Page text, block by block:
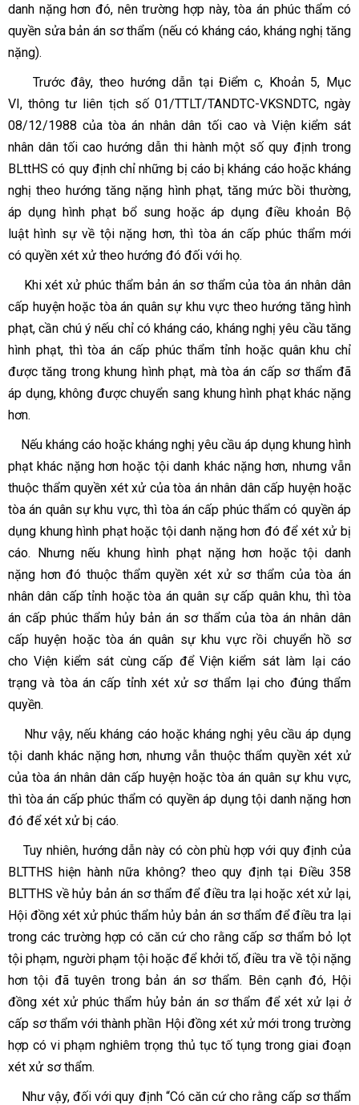
danh nặng hơn đó, nên trường hợp này, tòa án phúc thẩm có
quyền sửa bản án sơ thẩm (nếu có kháng cáo, kháng nghị tăng
nặng).
Trước đây, theo hướng dẫn tại Điểm c, Khoản 5, Mục
VI, thông tư liên tịch số 01/TTLT/TANDTC-VKSNDTC, ngày
08/12/1988 của tòa án nhân dân tối cao và Viện kiểm sát
nhân dân tối cao hướng dẫn thi hành một số quy định trong
BLttHS có quy định chỉ những bị cáo bị kháng cáo hoặc kháng
nghị theo hướng tăng nặng hình phạt, tăng mức bồi thường,
áp dụng hình phạt bổ sung hoặc áp dụng điều khoản Bộ
luật hình sự về tội nặng hơn, thì tòa án cấp phúc thẩm mới
có quyền xét xử theo hướng đó đối với họ.
Khi xét xử phúc thẩm bản án sơ thẩm của tòa án nhân dân
cấp huyện hoặc tòa án quân sự khu vực theo hướng tăng hình
phạt, cần chú ý nếu chỉ có kháng cáo, kháng nghị yêu cầu tăng
hình phạt, thì tòa án cấp phúc thẩm tỉnh hoặc quân khu chỉ
được tăng trong khung hình phạt, mà tòa án cấp sơ thẩm đã
áp dụng, không được chuyển sang khung hình phạt khác nặng
hơn.
Nếu kháng cáo hoặc kháng nghị yêu cầu áp dụng khung hình
phạt khác nặng hơn hoặc tội danh khác nặng hơn, nhưng vẫn
thuộc thẩm quyền xét xử của tòa án nhân dân cấp huyện hoặc
tòa án quân sự khu vực, thì tòa án cấp phúc thẩm có quyền áp
dụng khung hình phạt hoặc tội danh nặng hơn đó để xét xử bị
cáo. Nhưng nếu khung hình phạt nặng hơn hoặc tội danh
nặng hơn đó thuộc thẩm quyền xét xử sơ thẩm của tòa án
nhân dân cấp tỉnh hoặc tòa án quân sự cấp quân khu, thì tòa
án cấp phúc thẩm hủy bản án sơ thẩm của tòa án nhân dân
cấp huyện hoặc tòa án quân sự khu vực rồi chuyển hồ sơ
cho Viện kiểm sát cùng cấp để Viện kiểm sát làm lại cáo
trạng và tòa án cấp tỉnh xét xử sơ thẩm lại cho đúng thẩm
quyền.
Như vậy, nếu kháng cáo hoặc kháng nghị yêu cầu áp dụng
tội danh khác nặng hơn, nhưng vẫn thuộc thẩm quyền xét xử
của tòa án nhân dân cấp huyện hoặc tòa án quân sự khu vực,
thì tòa án cấp phúc thẩm có quyền áp dụng tội danh nặng hơn
đó để xét xử bị cáo.
Tuy nhiên, hướng dẫn này có còn phù hợp với quy định của
BLTTHS hiện hành nữa không? theo quy định tại Điều 358
BLTTHS về hủy bản án sơ thẩm để điều tra lại hoặc xét xử lại,
Hội đồng xét xử phúc thẩm hủy bản án sơ thẩm để điều tra lại
trong các trường hợp có căn cứ cho rằng cấp sơ thẩm bỏ lọt
tội phạm, người phạm tội hoặc để khởi tố, điều tra về tội nặng
hơn tội đã tuyên trong bản án sơ thẩm. Bên cạnh đó, Hội
đồng xét xử phúc thẩm hủy bản án sơ thẩm để xét xử lại ở
cấp sơ thẩm với thành phần Hội đồng xét xử mới trong trường
hợp có vi phạm nghiêm trọng thủ tục tố tụng trong giai đoạn
xét xử sơ thẩm.
Như vậy, đối với quy định “Có căn cứ cho rằng cấp sơ thẩm